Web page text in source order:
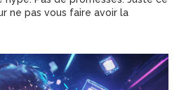
ne pas vous faire avoir la